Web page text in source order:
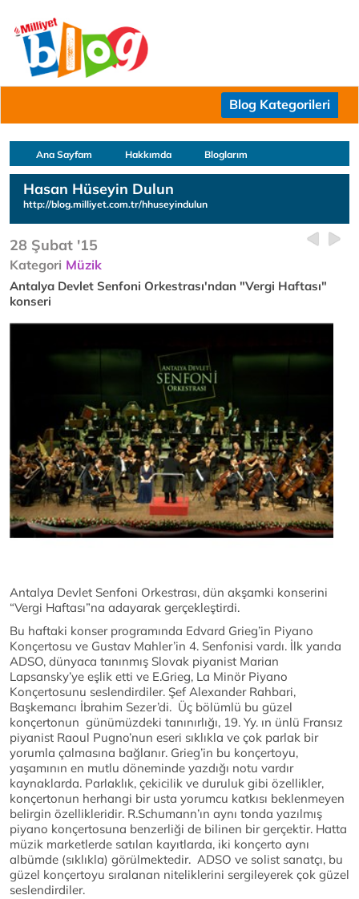
Blog Kategorileri
Ana Sayfam Hakkımda Bloglarım
Hasan Hüseyin Dulun
http://blog.milliyet.com.tr/hhuseyindulun
28 Şubat '15
Kategori Müzik
Antalya Devlet Senfoni Orkestrası'ndan "Vergi Haftası"
konseri
Antalya Devlet Senfoni Orkestrası, dün akşamki konserini
“Vergi Haftası”na adayarak gerçekleştirdi.
Bu haftaki konser programında Edvard Grieg’in Piyano
Konçertosu ve Gustav Mahler’in 4. Senfonisi vardı. İlk yarıda
ADSO, dünyaca tanınmış Slovak piyanist Marian
Lapsansky’ye eşlik etti ve E.Grieg, La Minör Piyano
Konçertosunu seslendirdiler. Şef Alexander Rahbari,
Başkemancı İbrahim Sezer’di. Üç bölümlü bu güzel
konçertonun günümüzdeki tanınırlığı, 19. Yy. ın ünlü Fransız
piyanist Raoul Pugno’nun eseri sıklıkla ve çok parlak bir
yorumla çalmasına bağlanır. Grieg’in bu konçertoyu,
yaşamının en mutlu döneminde yazdığı notu vardır
kaynaklarda. Parlaklık, çekicilik ve duruluk gibi özellikler,
konçertonun herhangi bir usta yorumcu katkısı beklenmeyen
belirgin özellikleridir. R.Schumann’ın aynı tonda yazılmış
piyano konçertosuna benzerliği de bilinen bir gerçektir. Hatta
müzik marketlerde satılan kayıtlarda, iki konçerto aynı
albümde (sıklıkla) görülmektedir. ADSO ve solist sanatçı, bu
güzel konçertoyu sıralanan niteliklerini sergileyerek çok güzel
seslendirdiler.